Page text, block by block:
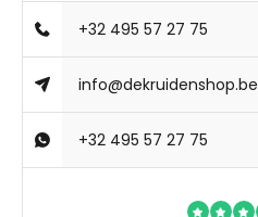
+32 495 57 27 75
info@dekruidenshop.be
+32 495 57 27 75